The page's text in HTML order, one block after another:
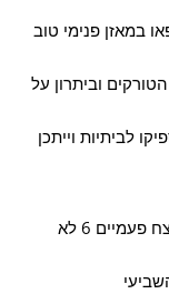
את פאו בעוד פאו במאזן פנימי טוב
וביתרון על
לביתיות וייתכן
הביטיחה במינימום מקום 7 כאשר גם אם תנצח פעמיים 6 לא